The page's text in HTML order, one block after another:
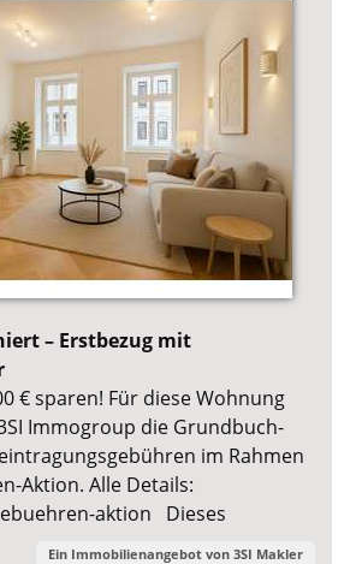
– Erstbezug mit
€ sparen! Für diese Wohnung
Immogroup die Grundbuch-
im Rahmen
Aktion. Alle Details:
aktion Dieses
Ein Immobilienangebot von 3SI Makler